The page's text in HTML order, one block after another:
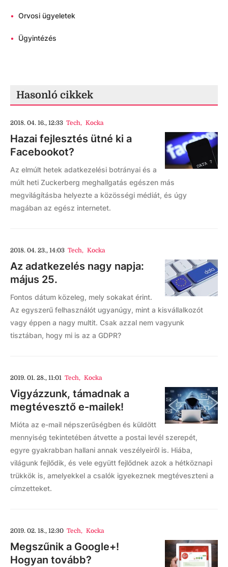
• Orvosi ügyeletek
• Ügyintézés
Hasonló cikkek
2018. 04. 16., 12:33 Tech, Kocka
Hazai fejlesztés ütné ki a
Facebookot?
Az elmúlt hetek adatkezelési botrányai és a
múlt heti Zuckerberg meghallgatás egészen más
megvilágításba helyezte a közösségi médiát, és úgy
magában az egész internetet.
2018. 04. 23., 14:03 Tech, Kocka
Az adatkezelés nagy napja:
május 25.
Fontos dátum közeleg, mely sokakat érint.
Az egyszerű felhasználót ugyanúgy, mint a kisvállalkozót
vagy éppen a nagy multit. Csak azzal nem vagyunk
tisztában, hogy mi is az a GDPR?
2019. 01. 28., 11:01 Tech, Kocka
Vigyázzunk, támadnak a
megtévesztő e-mailek!
Mióta az e-mail népszerűségben és küldött
mennyiség tekintetében átvette a postai levél szerepét,
egyre gyakrabban hallani annak veszélyeiről is. Hiába,
világunk fejlődik, és vele együtt fejlődnek azok a hétköznapi
trükkök is, amelyekkel a csalók igyekeznek megtéveszteni a
címzetteket.
2019. 02. 18., 12:30 Tech, Kocka
Megszűnik a Google+!
Hogyan tovább?